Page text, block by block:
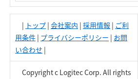
| トップ | 会社案内 | 採用情報 | ご利
用条件 | プライバシーポリシー | お問
い合わせ |
Copyright c Logitec Corp. All rights